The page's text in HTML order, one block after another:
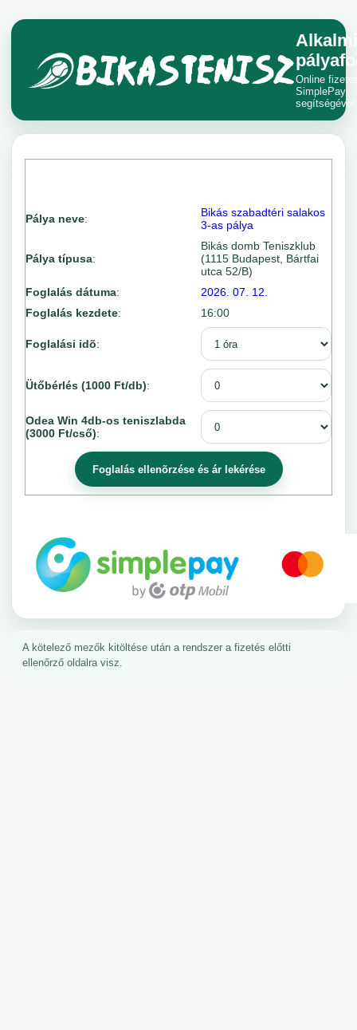
Alkalmi
Online
SimplePay
segítségével.
Pálya neve:
Bikás szabadtéri salakos
3-as pálya
Pálya típusa:
Bikás domb Teniszklub
(1115 Budapest, Bártfai
utca 52/B)
Foglalás dátuma:
2026. 07. 12.
Foglalás kezdete: 16:00
Foglalási idõ:
Ütőbérlés (1000 Ft/db):
Odea Win 4db-os teniszlabda
(3000 Ft/cső):
A kötelező mezők kitöltése után a rendszer a fizetés előtti
ellenőrző oldalra visz.